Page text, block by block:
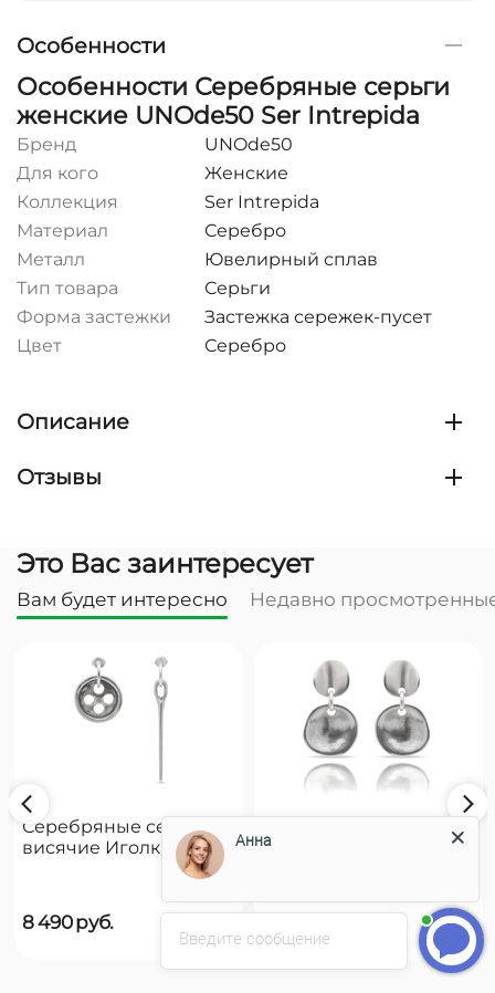
Особенности
Особенности Серебряные серьги
женские UNOde50 Ser Intrepida
Бренд
UNOde50
Для кого
Женские
Коллекция
Ser Intrepida
Материал
Серебро
Металл
Ювелирный сплав
Тип товара
Серьги
Форма застежки
Застежка сережек-пусет
Цвет
Серебро
Описание
Отзывы
Это Вас заинтересует
Вам будет интересно Недавно
Серебряные серьги
висячие Иголка с
пуговицей UNOde50
8 490руб.
висячие Чешуйки
Введите сообщение
Анна